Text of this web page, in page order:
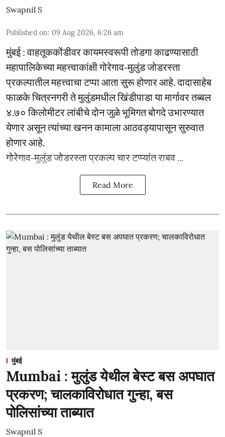
Swapnil S
Published on: 09 Aug 2026, 6:26 am
मुंबई : वाहतूककोंडीवर कायमस्वरूपी तोडगा काढण्यासाठी
महापालिकेच्या महत्त्वाकांक्षी गोरेगाव-मुलुंड जोडरस्ता
प्रकल्पातील महत्त्वाचा टप्पा आता सुरू होणार आहे. दादासाहेब
फाळके चित्रनगरी ते मुलुंडमधील खिंडीपाडा या मार्गावर तब्बल
४.७० किलोमीटर लांबीचे दोन जुळे भूमिगत बोगदे उभारण्यात
येणार असून त्यांच्या खनन कामाला आठवड्यापासून सुरुवात
होणार आहे.
गोरेगाव-मुलुंड जोडरस्ता प्रकल्प चार टप्प्यांत राबव ...
Read More
मुंबई
Mumbai : मुलुंड येथील बेस्ट बस अपघात
प्रकरण; चालकाविरोधात गुन्हा, बस
पोलिसांच्या ताब्यात
Swapnil S